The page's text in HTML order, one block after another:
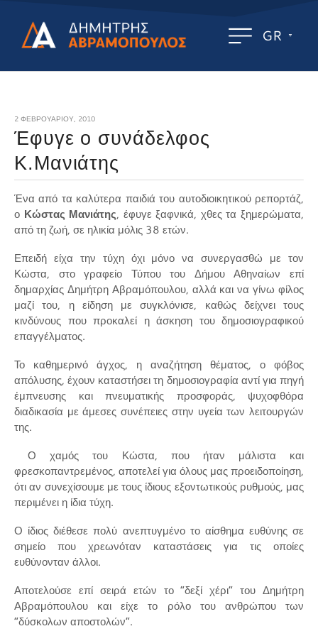
GR
2 ΦΕΒΡΟΥΑΡΊΟΥ, 2010
Έφυγε ο συνάδελφος
Κ.Μανιάτης
Ένα από τα καλύτερα παιδιά του αυτοδιοικητικού ρεπορτάζ,
ο Κώστας Μανιάτης, έφυγε ξαφνικά, χθες τα ξημερώματα,
από τη ζωή, σε ηλικία μόλις 38 ετών.
Επειδή είχα την τύχη όχι μόνο να συνεργασθώ με τον
Κώστα, στο γραφείο Τύπου του Δήμου Αθηναίων επί
δημαρχίας Δημήτρη Αβραμόπουλου, αλλά και να γίνω φίλος
μαζί του, η είδηση με συγκλόνισε, καθώς δείχνει τους
κινδύνους που προκαλεί η άσκηση του δημοσιογραφικού
επαγγέλματος.
Το καθημερινό άγχος, η αναζήτηση θέματος, ο φόβος
απόλυσης, έχουν καταστήσει τη δημοσιογραφία αντί για πηγή
έμπνευσης και πνευματικής προσφοράς, ψυχοφθόρα
διαδικασία με άμεσες συνέπειες στην υγεία των λειτουργών
της.
Ο χαμός του Κώστα, που ήταν μάλιστα και
φρεσκοπαντρεμένος, αποτελεί για όλους μας προειδοποίηση,
ότι αν συνεχίσουμε με τους ίδιους εξοντωτικούς ρυθμούς, μας
περιμένει η ίδια τύχη.
Ο ίδιος διέθεσε πολύ ανεπτυγμένο το αίσθημα ευθύνης σε
σημείο που χρεωνόταν καταστάσεις για τις οποίες
ευθύνονταν άλλοι.
Αποτελούσε επί σειρά ετών το “δεξί χέρι” του Δημήτρη
Αβραμόπουλου και είχε το ρόλο του ανθρώπου των
“δύσκολων αποστολών”.